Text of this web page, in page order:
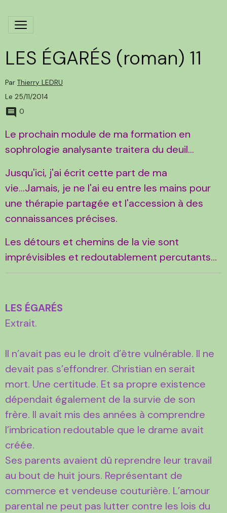
LES ÉGARÉS (roman) 11
Par Thierry LEDRU
Le 25/11/2014
0
Le prochain module de ma formation en
sophrologie analysante traitera du deuil...
Jusqu'ici, j'ai écrit cette part de ma
vie...Jamais, je ne l'ai eu entre les mains pour
une thérapie partagée et l'accession à des
connaissances précises.
Les détours et chemins de la vie sont
imprévisibles et redoutablement percutants...
LES ÉGARÉS
Extrait.
Il n’avait pas eu le droit d’être vulnérable. Il ne
devait pas s’effondrer. Christian en serait
mort. Une certitude. Et sa propre existence
dépendait également de la survie de son
frère. Il avait mis des années à comprendre
l’imbrication redoutable que le drame avait
créée.
Ses parents avaient dû reprendre leur travail
au bout de huit jours. Représentant de
commerce et vendeuse couturière. L’amour
parental ne peut pas lutter contre les lois du